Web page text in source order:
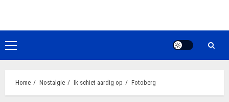
de
inhoudPrimair
menu
Home Nostalgie Ik schiet aardig op Fotoberg